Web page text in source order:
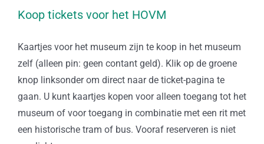
Koop tickets voor het HOVM
Kaartjes voor het museum zijn te koop in het museum
zelf (alleen pin: geen contant geld). Klik op de groene
knop linksonder om direct naar de ticket-pagina te
gaan. U kunt kaartjes kopen voor alleen toegang tot het
museum of voor toegang in combinatie met een rit met
een historische tram of bus. Vooraf reserveren is niet